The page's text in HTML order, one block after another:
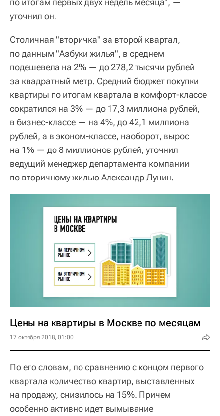
по итогам первых двух недель месяца", —
уточнил он.
Столичная "вторичка" за второй квартал,
по данным "Азбуки жилья", в среднем
подешевела на 2% — до 278,2 тысячи рублей
за квадратный метр. Средний бюджет покупки
квартиры по итогам квартала в комфорт-классе
сократился на 3% — до 17,3 миллиона рублей,
в бизнес-классе — на 4%, до 42,1 миллиона
рублей, а в эконом-классе, наоборот, вырос
на 1% — до 8 миллионов рублей, уточнил
ведущий менеджер департамента компании
по вторичному жилью Александр Лунин.
Цены на квартиры в Москве по месяцам
17 октября 2018, 01:00
По его словам, по сравнению с концом первого
квартала количество квартир, выставленных
на продажу, снизилось на 15%. Причем
особенно активно идет вымывание